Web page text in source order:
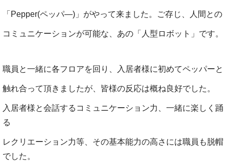
「Pepper(ペッパ―)」がやって来ました。ご存じ、人間との
コミュニケーションが可能な、あの「人型ロボット」です。
職員と一緒に各フロアを回り、入居者様に初めてペッパーと
触れ合って頂きましたが、皆様の反応は概ね良好でした。
入居者様と会話するコミュニケーション力、一緒に楽しく踊
る
レクリエーション力等、その基本能力の高さには職員も脱帽
でした。